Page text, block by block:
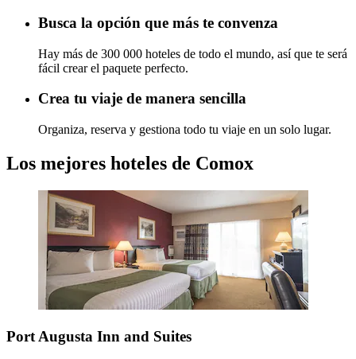
Busca la opción que más te convenza
Hay más de 300 000 hoteles de todo el mundo, así que te será
fácil crear el paquete perfecto.
Crea tu viaje de manera sencilla
Organiza, reserva y gestiona todo tu viaje en un solo lugar.
Los mejores hoteles de Comox
Port Augusta Inn and Suites